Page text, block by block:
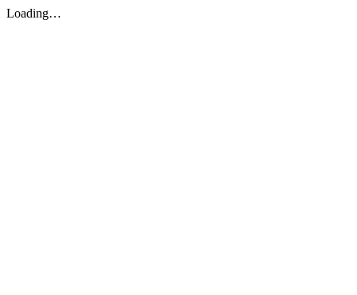
Loading…